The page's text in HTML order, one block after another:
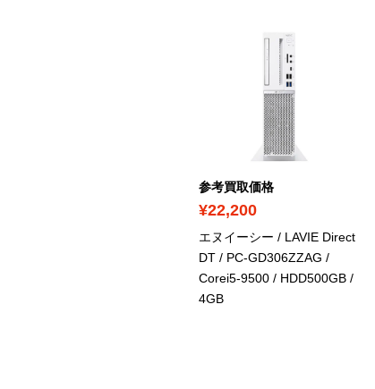
参考買取価格
¥22,200
エヌイーシー / LAVIE Direct
DT / PC-GD306ZZAG /
Corei5-9500 / HDD500GB /
4GB